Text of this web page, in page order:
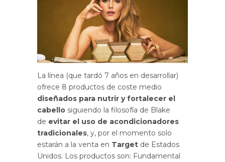
La línea (que tardó 7 años en desarrollar)
ofrece 8 productos de coste medio
diseñados para nutrir y fortalecer el
cabello siguiendo la filosofía de Blake
de evitar el uso de acondicionadores
tradicionales, y, por el momento solo
estarán a la venta en Target de Estados
Unidos. Los productos son: Fundamental